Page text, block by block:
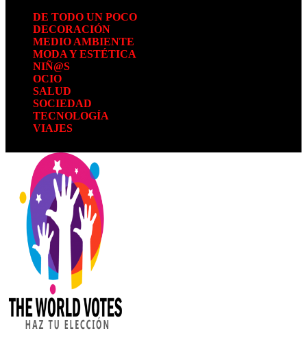
DE TODO UN POCO
DECORACIÓN
MEDIO AMBIENTE
MODA Y ESTÉTICA
NIÑ@S
OCIO
SALUD
SOCIEDAD
TECNOLOGÍA
VIAJES